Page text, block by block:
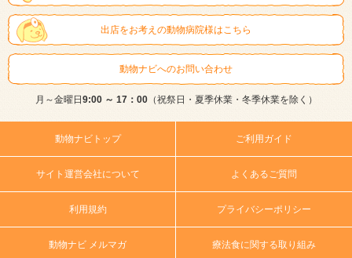
出店をお考えの動物病院様はこちら
動物ナビへのお問い合わせ
月～金曜日 9:00 ～ 17：00（祝祭日・夏季休業・冬季休業を除く）
動物ナビトップ ご利用ガイド
サイト運営会社について よくあるご質問
利用規約 プライバシーポリシー
動物ナビ メルマガ 療法食に関する取り組み